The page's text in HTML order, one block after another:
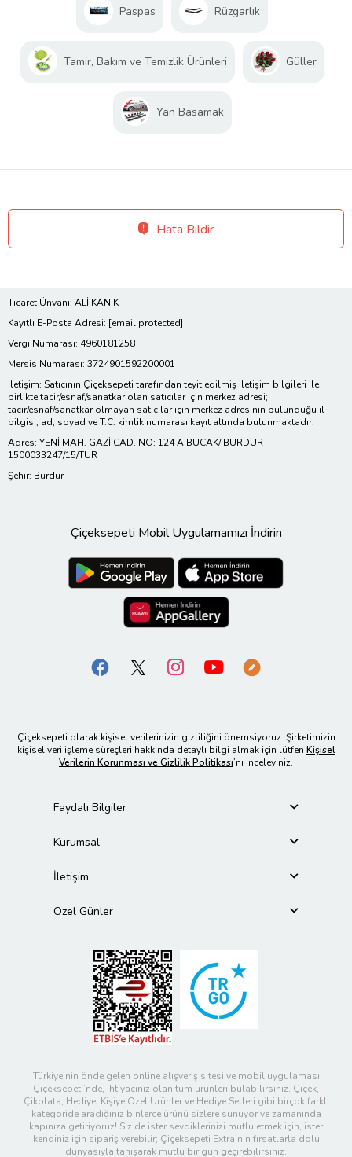
Paspas Rüzgarlık
Tamir, Bakım ve Temizlik Ürünleri Güller
Yan Basamak
Hata Bildir
Ticaret Ünvanı: ALİ KANIK
Kayıtlı E-Posta Adresi: [email protected]
Vergi Numarası: 4960181258
Mersis Numarası: 3724901592200001
İletişim: Satıcının Çiçeksepeti tarafından teyit edilmiş iletişim bilgileri ile
birlikte tacir/esnaf/sanatkar olan satıcılar için merkez adresi;
tacir/esnaf/sanatkar olmayan satıcılar için merkez adresinin bulunduğu il
bilgisi, ad, soyad ve T.C. kimlik numarası kayıt altında bulunmaktadır.
Adres: YENİ MAH. GAZİ CAD. NO: 124 A BUCAK/ BURDUR
1500033247/15/TUR
Şehir: Burdur
Çiçeksepeti Mobil Uygulamamızı İndirin
Çiçeksepeti olarak kişisel verilerinizin gizliliğini önemsiyoruz. Şirketimizin
kişisel veri işleme süreçleri hakkında detaylı bilgi almak için lütfen Kişisel
Verilerin Korunması ve Gizlilik Politikası’nı inceleyiniz.
Faydalı Bilgiler
Kurumsal
İletişim
Özel Günler
Türkiye’nin önde gelen online alışveriş sitesi ve mobil uygulaması
Çiçeksepeti’nde, ihtiyacınız olan tüm ürünleri bulabilirsiniz. Çiçek,
Çikolata, Hediye, Kişiye Özel Ürünler ve Hediye Setleri gibi birçok farklı
kategoride aradığınız binlerce ürünü sizlere sunuyor ve zamanında
kapınıza getiriyoruz! Siz de ister sevdiklerinizi mutlu etmek için, ister
kendiniz için sipariş verebilir; Çiçeksepeti Extra’nın fırsatlarla dolu
dünyasıyla tanışarak mutlu bir gün geçirebilirsiniz.